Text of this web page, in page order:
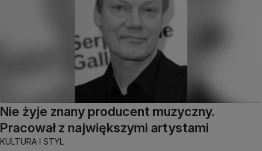
Nie żyje znany producent muzyczny.
Pracował z największymi artystami
KULTURA I STYL